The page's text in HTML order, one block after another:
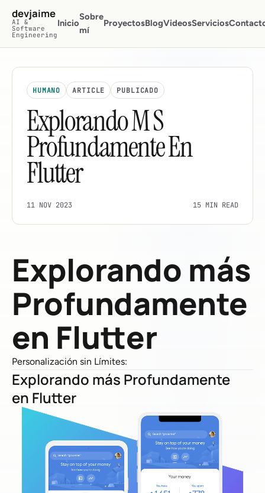
Saltar al contenido principal
devjaime
AI &
Software
Engineering
Inicio
Sobre
mí
ProyectosBlogVideosServicios
HUMANO ARTICLE PUBLICADO
Explorando M S
Profundamente En
Flutter
11 NOV 2023 15 MIN READ
Explorando más
Profundamente
en Flutter
Personalización sin Límites:
Explorando más Profundamente
en Flutter